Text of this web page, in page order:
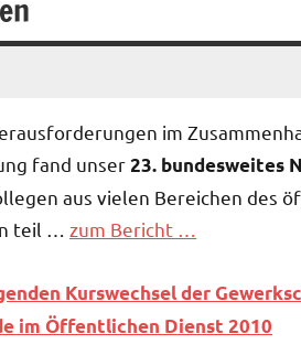
im
fand unser23. bundesweites
aus vielen Bereichen des
teil … zum Bericht …
Kurswechsel der
im Öffentlichen Dienst 2010